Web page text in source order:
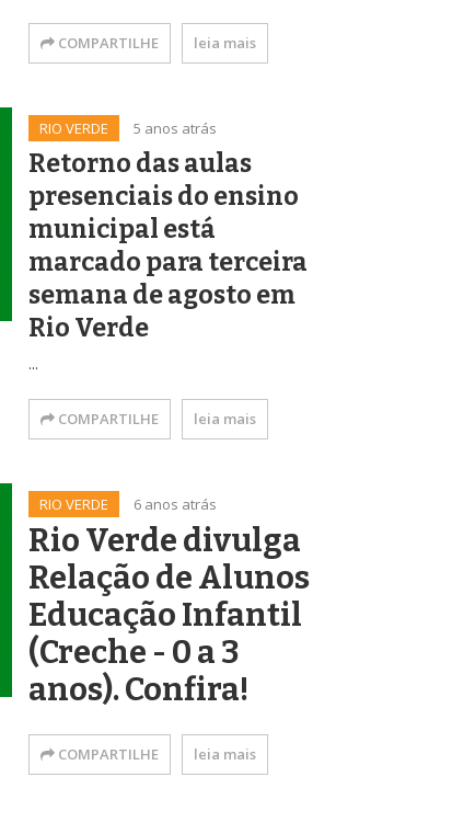
COMPARTILHE leia mais
RIO VERDE 5 anos atrás
Retorno das aulas
presenciais do ensino
municipal está
marcado para terceira
semana de agosto em
Rio Verde
...
COMPARTILHE leia mais
RIO VERDE 6 anos atrás
Rio Verde divulga
Relação de Alunos
Educação Infantil
(Creche - 0 a 3
anos). Confira!
COMPARTILHE leia mais